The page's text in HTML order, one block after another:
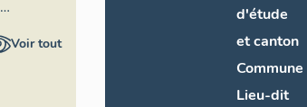
Voir tout
d'étude
et canton
Commune
Lieu-dit